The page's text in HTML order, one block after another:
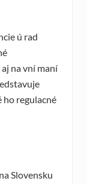
ú rad
na vní maní
ho regulacné
Slovensku